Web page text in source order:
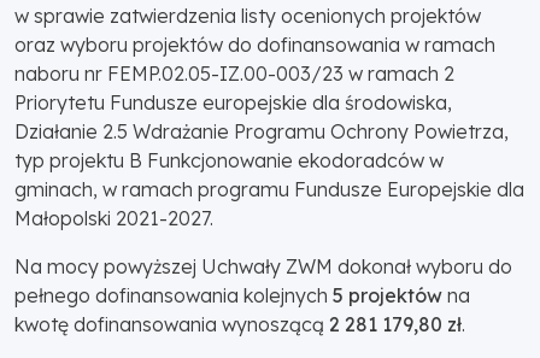
w sprawie zatwierdzenia listy ocenionych projektów
oraz wyboru projektów do dofinansowania w ramach
naboru nr FEMP.02.05-IZ.00-003/23 w ramach 2
Priorytetu Fundusze europejskie dla środowiska,
Działanie 2.5 Wdrażanie Programu Ochrony Powietrza,
typ projektu B Funkcjonowanie ekodoradców w
gminach, w ramach programu Fundusze Europejskie dla
Małopolski 2021-2027.
Na mocy powyższej Uchwały ZWM dokonał wyboru do
pełnego dofinansowania kolejnych 5 projektów na
kwotę dofinansowania wynoszącą 2 281 179,80 zł.